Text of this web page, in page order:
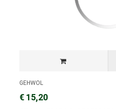
GEHWOL
€ 15,20